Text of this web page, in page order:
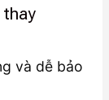
thay
và dễ bảo